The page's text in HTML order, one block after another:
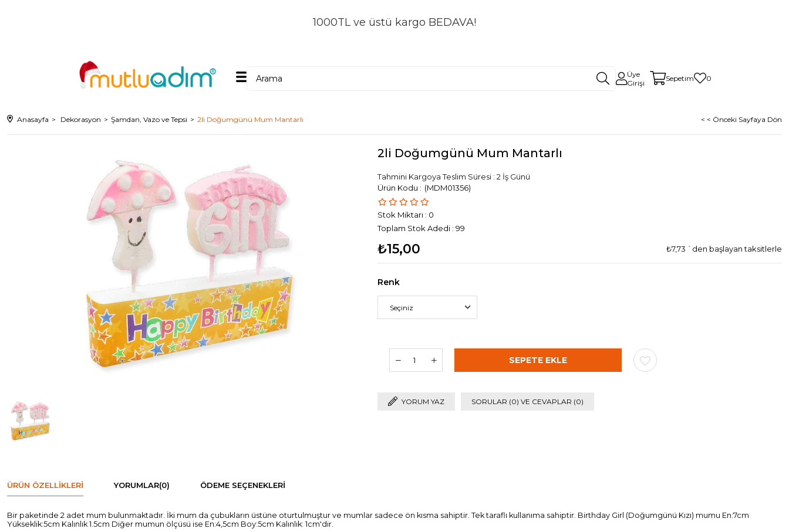
1000TL ve üstü kargo BEDAVA!
Üye
Girişi
Sepetim 0
Anasayfa Dekorasyon Şamdan, Vazo ve Tepsi 2li Doğumgünü Mum Mantarlı < < Önceki Sayfaya Dön
2li Doğumgünü Mum Mantarlı
Tahmini Kargoya Teslim Süresi : 2 İş Günü
(MDM01356)
Stok Miktarı : 0
Toplam Stok Adedi : 99
₺15,00 ₺7,73 `den başlayan taksitlerle
Renk
YORUM YAZ SORULAR (0) VE CEVAPLAR (0)
ÜRÜN ÖZELLIKLERI YORUMLAR(0) ÖDEME SEÇENEKLERI
Bir paketinde 2 adet mum bulunmaktadır. İki mum da çubukların üstüne oturtulmuştur ve mumlar sadece ön kısma sahiptir. Tek taraflı kullanıma sahiptir. Birthday Girl (Doğumgünü Kızı) mumu En:7cm
Yükseklik:5cm Kalınlık 1.5cm Diğer mumun ölçüsü ise En:4,5cm Boy:5cm Kalınlık: 1cm'dir.